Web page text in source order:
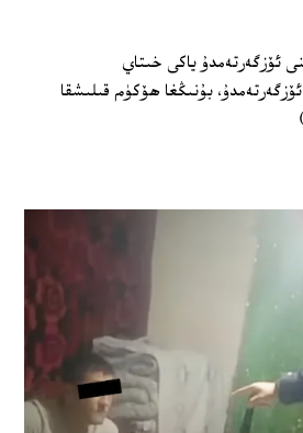
ئۆزگەرتەمدۇ ياكى خىتاي
بۇنىڭغا ھۆكۈم قىلىشقا